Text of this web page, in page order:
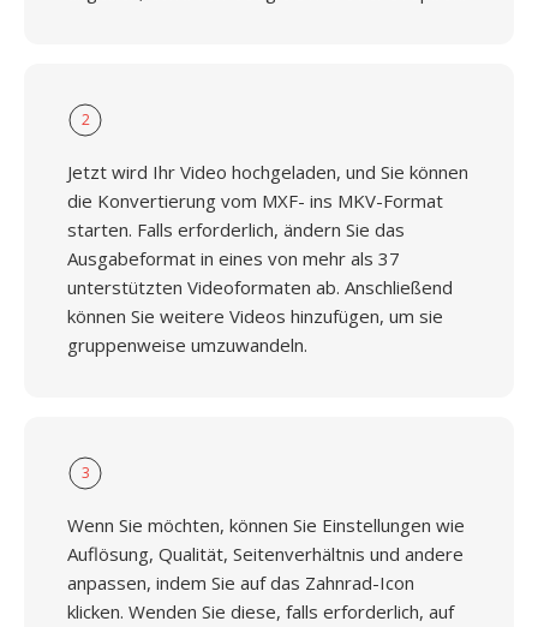
2
Jetzt wird Ihr Video hochgeladen, und Sie können
die Konvertierung vom MXF- ins MKV-Format
starten. Falls erforderlich, ändern Sie das
Ausgabeformat in eines von mehr als 37
unterstützten Videoformaten ab. Anschließend
können Sie weitere Videos hinzufügen, um sie
gruppenweise umzuwandeln.
3
Wenn Sie möchten, können Sie Einstellungen wie
Auflösung, Qualität, Seitenverhältnis und andere
anpassen, indem Sie auf das Zahnrad-Icon
klicken. Wenden Sie diese, falls erforderlich, auf